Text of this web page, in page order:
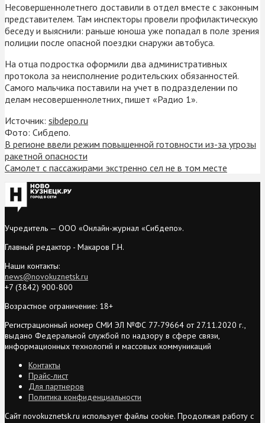
Несовершеннолетнего доставили в отдел вместе с законным
представителем. Там инспекторы провели профилактическую
беседу и выяснили: раньше юноша уже попадал в поле зрения
полиции после опасной поездки снаружи автобуса.
На отца подростка оформили два административных
протокола за неисполнение родительских обязанностей.
Самого мальчика поставили на учет в подразделении по
делам несовершеннолетних, пишет «Радио 1».
Источник: sibdepo.ru
Фото: Сибдепо.
В регионе ввели режим повышенной готовности из-за угрозы
ракетной опасности
Самолет с пассажирами экстренно сел не в том месте
Учредитель — ООО «Онлайн-журнал «Сибдепо».
Главный редактор - Макаров Г.Н.
Наши контакты:
news@novokuznetsk.ru
+7 (3842) 900-800
Возрастное ограничение: 18+
Регистрационный номер СМИ ЭЛ №ФС 77-79664 от 27.11.2020 г.,
выдано Федеральной службой по надзору в сфере связи,
информационных технологий и массовых коммуникаций
Контакты
Прайс-лист
Для партнеров
Политика конфиденциальности
Сайт novokuznetsk.ru использует файлы cookie. Продолжая работу с